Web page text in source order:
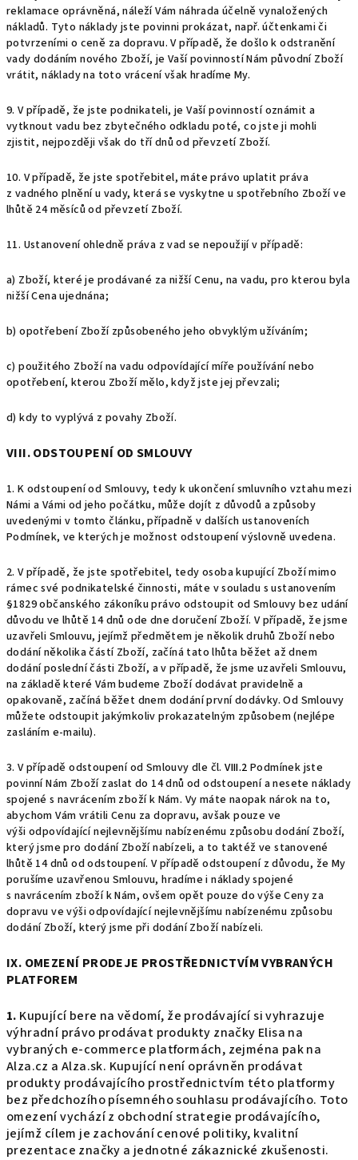
reklamace oprávněná, náleží Vám náhrada účelně vynaložených
nákladů. Tyto náklady jste povinni prokázat, např. účtenkami či
potvrzeními o ceně za dopravu. V případě, že došlo k odstranění
vady dodáním nového Zboží, je Vaší povinností Nám původní Zboží
vrátit, náklady na toto vrácení však hradíme My.
9. V případě, že jste podnikateli, je Vaší povinností oznámit a
vytknout vadu bez zbytečného odkladu poté, co jste ji mohli
zjistit, nejpozději však do tří dnů od převzetí Zboží.
10. V případě, že jste spotřebitel, máte právo uplatit práva
z vadného plnění u vady, která se vyskytne u spotřebního Zboží ve
lhůtě 24 měsíců od převzetí Zboží.
11. Ustanovení ohledně práva z vad se nepoužijí v případě:
a) Zboží, které je prodávané za nižší Cenu, na vadu, pro kterou byla
nižší Cena ujednána;
b) opotřebení Zboží způsobeného jeho obvyklým užíváním;
c) použitého Zboží na vadu odpovídající míře používání nebo
opotřebení, kterou Zboží mělo, když jste jej převzali;
d) kdy to vyplývá z povahy Zboží.
VIII. ODSTOUPENÍ OD SMLOUVY
1. K odstoupení od Smlouvy, tedy k ukončení smluvního vztahu mezi
Námi a Vámi od jeho počátku, může dojít z důvodů a způsoby
uvedenými v tomto článku, případně v dalších ustanoveních
Podmínek, ve kterých je možnost odstoupení výslovně uvedena.
2. V případě, že jste spotřebitel, tedy osoba kupující Zboží mimo
rámec své podnikatelské činnosti, máte v souladu s ustanovením
§1829 občanského zákoníku právo odstoupit od Smlouvy bez udání
důvodu ve lhůtě 14 dnů ode dne doručení Zboží. V případě, že jsme
uzavřeli Smlouvu, jejímž předmětem je několik druhů Zboží nebo
dodání několika částí Zboží, začíná tato lhůta běžet až dnem
dodání poslední části Zboží, a v případě, že jsme uzavřeli Smlouvu,
na základě které Vám budeme Zboží dodávat pravidelně a
opakovaně, začíná běžet dnem dodání první dodávky. Od Smlouvy
můžete odstoupit jakýmkoliv prokazatelným způsobem (nejlépe
zasláním e-mailu).
3. V případě odstoupení od Smlouvy dle čl.VIII.2 Podmínek jste
povinní Nám Zboží zaslat do 14 dnů od odstoupení a nesete náklady
spojené s navrácením zboží k Nám. Vy máte naopak nárok na to,
abychom Vám vrátili Cenu za dopravu, avšak pouze ve
výši odpovídající nejlevnějšímu nabízenému způsobu dodání Zboží,
který jsme pro dodání Zboží nabízeli, a to taktéž ve stanovené
lhůtě 14 dnů od odstoupení. V případě odstoupení z důvodu, že My
porušíme uzavřenou Smlouvu, hradíme i náklady spojené
s navrácením zboží k Nám, ovšem opět pouze do výše Ceny za
dopravu ve výšiodpovídající nejlevnějšímu nabízenému způsobu
dodání Zboží, který jsme při dodání Zboží nabízeli.
IX. OMEZENÍ PRODEJE PROSTŘEDNICTVÍM VYBRANÝCH
PLATFOREM
1. Kupující bere na vědomí, že prodávající si vyhrazuje
výhradní právo prodávat produkty značky Elisa na
vybraných e-commerce platformách, zejména pak na
Alza.cz a Alza.sk. Kupující není oprávněn prodávat
produkty prodávajícího prostřednictvím této platformy
bez předchozího písemného souhlasu prodávajícího. Toto
omezení vychází z obchodní strategie prodávajícího,
jejímž cílem je zachování cenové politiky, kvalitní
prezentace značky a jednotné zákaznické zkušenosti.